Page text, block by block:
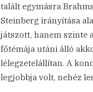
talált egymásra
Steinberg irányítása
játszott, hanem szinte
főtémája utáni álló
lélegzetelállítan. A
legjobbja volt, nehéz